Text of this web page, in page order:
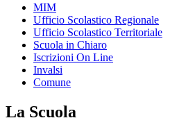
MIM
Ufficio Scolastico Regionale
Ufficio Scolastico Territoriale
Scuola in Chiaro
Iscrizioni On Line
Invalsi
Comune
La Scuola